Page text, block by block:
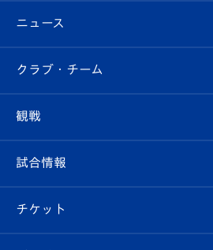
ニュース
すべて
クラブ
試合情報
クラブ・チーム
クラブ概要
エンブレム紹介
観戦
観戦ルール
はじめての観戦ガイド
試合情報
試合日程/結果
チケット